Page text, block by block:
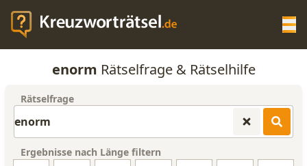
KREUZWORTRÄTSEL-HILFE
enorm Rätselfrage & Rätselhilfe
Rätselfrage
Ergebnisse nach Länge filtern